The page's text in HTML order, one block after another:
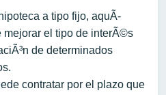
a tipo fijo, aquÃ­
el tipo de interÃ©s
de determinados
contratar por el plazo que